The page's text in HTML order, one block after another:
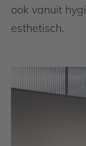
ook vanuit
esthetisch.